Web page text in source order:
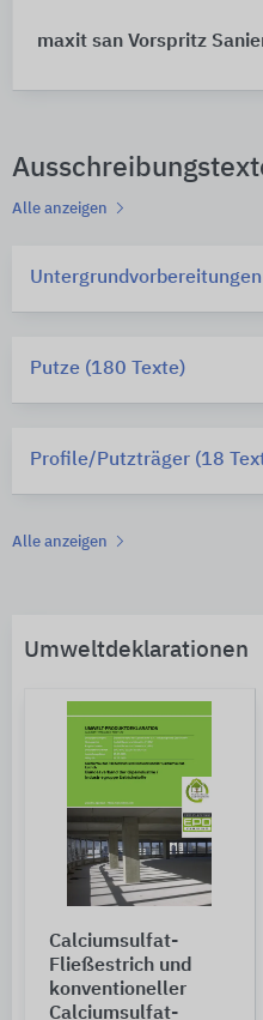
maxit san Vorspritz
Alle anzeigen
Putze (180 Texte)
Profile/Putzträger (18
Alle anzeigen
Umweltdeklarationen
Calciumsulfat-
Fließestrich und
konventioneller
Calciumsulfat-